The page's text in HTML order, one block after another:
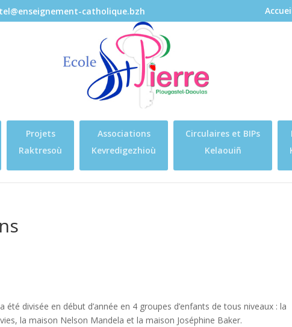
catholique.bzh
Projets
Raktresoù
Associations
Kevredigezhioù
Circulaires et BIPs
Kelaouiñ
été divisée en début d’année en 4 groupes d’enfants de tous niveaux : la
la maison Nelson Mandela et la maison Joséphine Baker.